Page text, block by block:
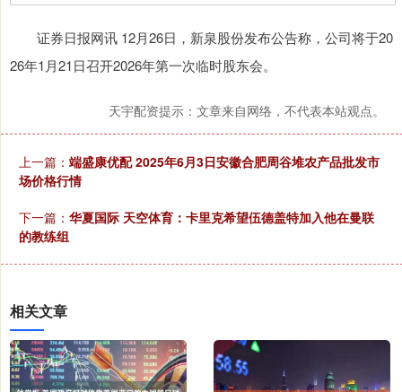
证券日报网讯 12月26日，新泉股份发布公告称，公司将于20
26年1月21日召开2026年第一次临时股东会。
天宇配资提示：文章来自网络，不代表本站观点。
上一篇： 端盛康优配 2025年6月3日安徽合肥周谷堆农产品批发市
场价格行情
下一篇： 华夏国际 天空体育：卡里克希望伍德盖特加入他在曼联
的教练组
相关文章